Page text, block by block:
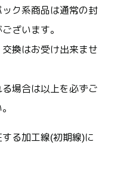
ク系商品は通常の封
ざいます。
換はお受け出来ませ
場合は以上を必ずご
る加工線(初期線)に